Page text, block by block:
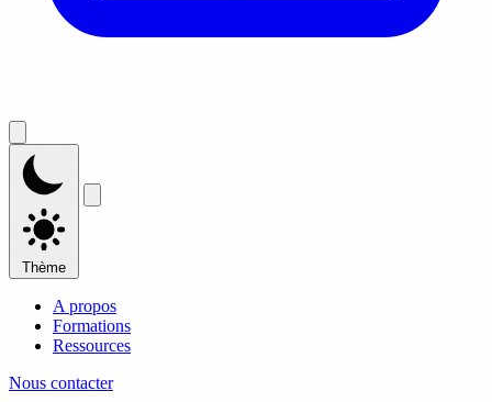
Thème
A propos
Formations
Ressources
Nous contacter